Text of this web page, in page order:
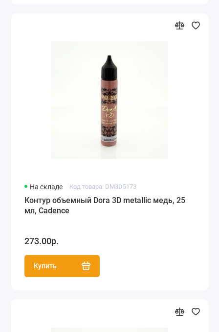
На складе Код товара: DM3D5173
Контур объемный Dora 3D metallic медь, 25
мл, Cadence
273.00р.
Купить